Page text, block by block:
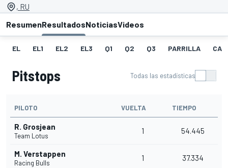
, RU
ResumenResultadosNoticiasVideos
EL EL1 EL2 EL3 Q1 Q2 Q3 PARRILLA
Pitstops Todas las estadísticas
PILOTO VUELTA TIEMPO
R. Grosjean
Team Lotus
1 54.445
M. Verstappen
Racing Bulls
1 37.334